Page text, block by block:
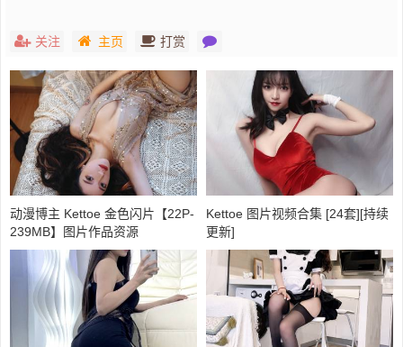
关注 主页 打赏
动漫博主 Kettoe 金色闪片【22P-
239MB】图片作品资源
Kettoe 图片视频合集 [24套][持续
更新]